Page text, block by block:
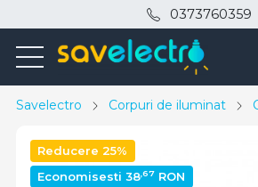
0373760359
Savelectro Corpuri de iluminat
Reducere 25%
Economisesti 38,67 RON